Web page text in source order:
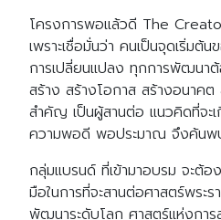
โครงการพอแล้วดี The
เพราะเชื่อมั่นว่า คนเป็นจุดเริ่มต้
การเปลี่ยนแปลง ทุกการพัฒนา
สร้าง สร้างโอกาส สร้างอนาคต
สำคัญ เป็นผู้สานต่อ แนวคิดที่จะ
ความพอดี พอประมาณ จึงค้นพ
กลุ่มแบรนด์ ที่เข้ามาอบรม จะต้อ
มือในการที่จะสานต่อศาสตร์พระ
พัฒนาระดับโลก ศาสตร์แห่งกา